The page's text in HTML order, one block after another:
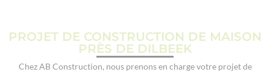
PROJET DE CONSTRUCTION DE MAISON
PRÈS DE DILBEEK
Chez AB Construction, nous prenons en charge votre projet de